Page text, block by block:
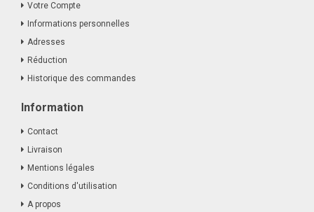
Votre Compte
Informations personnelles
Adresses
Réduction
Historique des commandes
Information
Contact
Livraison
Mentions légales
Conditions d'utilisation
A propos